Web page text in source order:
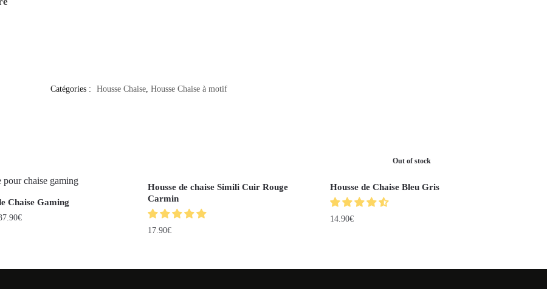
Catégories : Housse Chaise, Housse Chaise à motif
Chaise Gaming
€
Housse de chaise Simili Cuir Rouge
Carmin
17.90€
Out of stock
Housse de Chaise Bleu Gris
14.90€